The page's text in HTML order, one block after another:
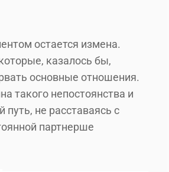
остается измена.
казалось бы,
основные отношения.
такого непостоянства и
не расставаясь с
партнерше